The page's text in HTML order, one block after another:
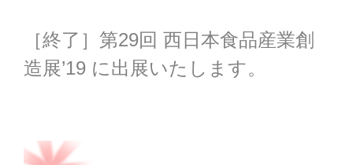
［終了］第29回 西日本食品産業創
造展’19 に出展いたします。